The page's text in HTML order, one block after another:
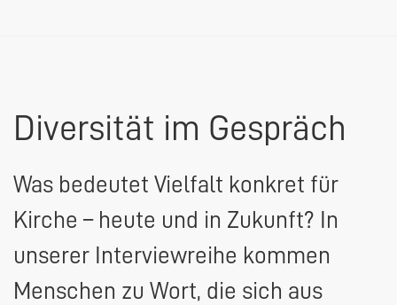
Diversität im Gespräch
Was bedeutet Vielfalt konkret für
Kirche – heute und in Zukunft? In
unserer Interviewreihe kommen
Menschen zu Wort, die sich aus